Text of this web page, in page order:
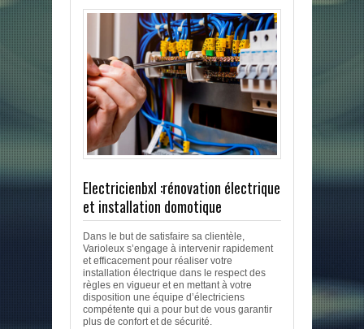
Electricienbxl :rénovation électrique
et installation domotique
Dans le but de satisfaire sa clientèle,
Varioleux s’engage à intervenir rapidement
et efficacement pour réaliser votre
installation électrique dans le respect des
règles en vigueur et en mettant à votre
disposition une équipe d’électriciens
compétente qui a pour but de vous garantir
plus de confort et de sécurité.